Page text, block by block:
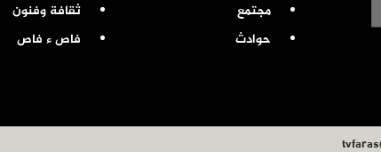
مجتمع
حوادث
ثقافة وفنون
فاص ء فاص